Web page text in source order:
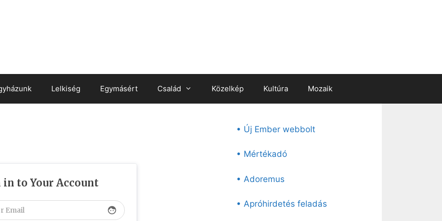
Lelkiség Egymásért Család Közelkép Kultúra Mozaik
in to Your Account
face
• Új Ember webbolt
• Mértékadó
• Adoremus
• Apróhirdetés feladás